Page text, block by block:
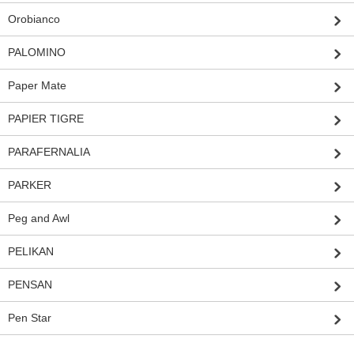
Orobianco
PALOMINO
Paper Mate
PAPIER TIGRE
PARAFERNALIA
PARKER
Peg and Awl
PELIKAN
PENSAN
Pen Star